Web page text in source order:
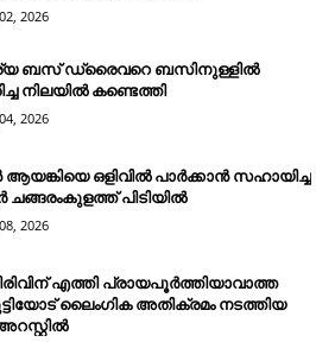
2026
ബസ് ഡ്രൈവറെ ബസിനുള്ളിൽ
നിലയിൽ കണ്ടെത്തി
2026
ഒളിവിൽ പാർക്കാൻ സഹായിച്ച
ചങ്ങരംകുളത്ത് പിടിയില്‍
2026
എത്തി പ്രായപൂർത്തിയാവാത്ത
ലൈംഗിക അതിക്രമം നടത്തിയ